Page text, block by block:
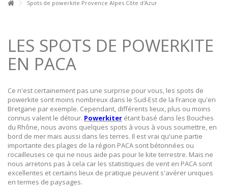
Spots de powerkite Provence Alpes Côte d'Azur
LES SPOTS DE POWERKITE
EN PACA
Ce n'est certainement pas une surprise pour vous, les spots de
powerkite sont moins nombreux dans le Sud-Est de la France qu'en
Bretgane par exemple. Cependant, différents lieux, plus ou moins
connus valent le détour. Powerkiter étant basé dans les Bouches
du Rhône, nous avons quelques spots à vous à vous soumettre, en
bord de mer mais aussi dans les terres. Il est vrai qu'une partie
importante des plages de la région PACA sont bétonnées ou
rocailleuses ce qui ne nous aide pas pour le kite terrestre. Mais ne
nous arretons pas à cela car les statistiques de vent en PACA sont
excellentes et certains lieux de pratique peuvent s'avérer uniques
en termes de paysages.